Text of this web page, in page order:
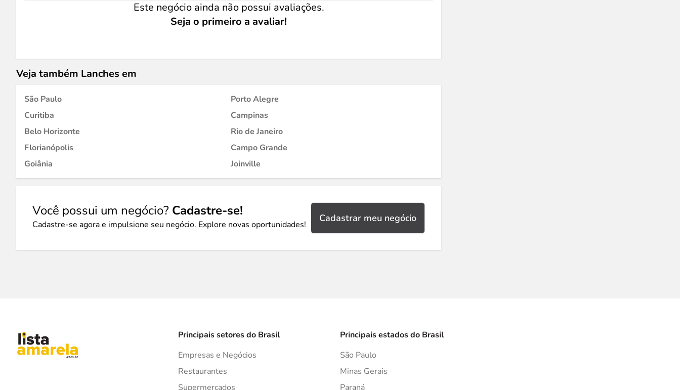
Este negócio ainda não possui avaliações.
Seja o primeiro a avaliar!
Veja também Lanches em
São Paulo
Porto Alegre
Curitiba
Campinas
Belo Horizonte
Rio de Janeiro
Florianópolis
Campo Grande
Goiânia
Joinville
Você possui um negócio? Cadastre-se!
Cadastre-se agora e impulsione seu negócio. Explore novas oportunidades!
Cadastrar meu negócio
Principais setores do Brasil
Empresas e Negócios
Restaurantes
Supermercados
Principais estados do Brasil
São Paulo
Minas Gerais
Paraná